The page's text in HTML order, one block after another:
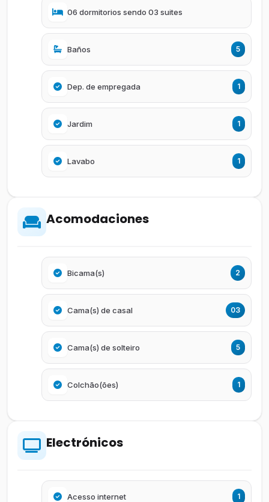
06 dormitorios sendo 03 suites
Baños 5
Dep. de empregada 1
Jardim 1
Lavabo 1
Acomodaciones
Bicama(s) 2
Cama(s) de casal 03
Cama(s) de solteiro 5
Colchão(ões) 1
Electrónicos
Acesso internet 1